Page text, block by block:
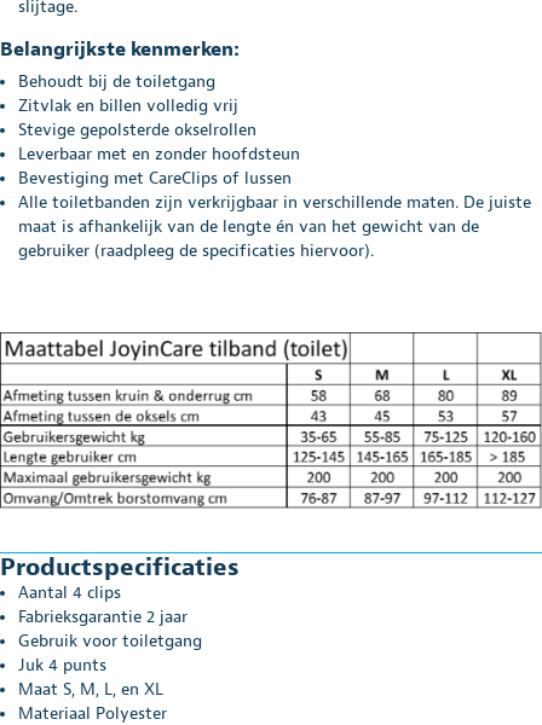
slijtage.
Belangrijkste kenmerken:
Behoudt bij de toiletgang
Zitvlak en billen volledig vrij
Stevige gepolsterde okselrollen
Leverbaar met en zonder hoofdsteun
Bevestiging met CareClips of lussen
Alle toiletbanden zijn verkrijgbaar in verschillende maten. De juiste
maat is afhankelijk van de lengte én van het gewicht van de
gebruiker (raadpleeg de specificaties hiervoor).
Productspecificaties
Aantal 4 clips
Fabrieksgarantie 2 jaar
Gebruik voor toiletgang
Juk 4 punts
Maat S, M, L, en XL
Materiaal Polyester